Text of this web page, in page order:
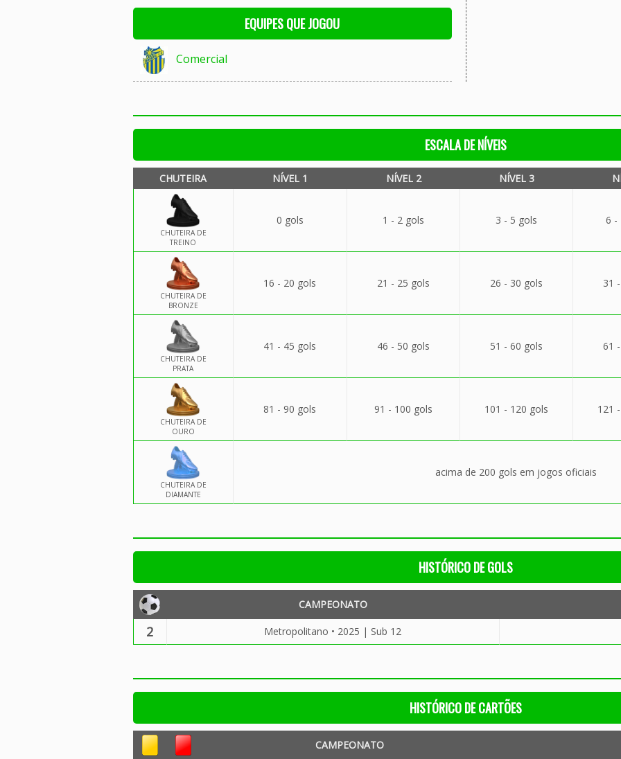
EQUIPES QUE JOGOU
Comercial
ESCALA DE NÍVEIS
CHUTEIRA NÍVEL 1 NÍVEL 2 NÍVEL 3
CHUTEIRA DE
TREINO
0 gols 1 - 2 gols 3 - 5 gols 6 -
CHUTEIRA DE
BRONZE
16 - 20 gols 21 - 25 gols 26 - 30 gols 31
CHUTEIRA DE
PRATA
41 - 45 gols 46 - 50 gols 51 - 60 gols 61
CHUTEIRA DE
OURO
81 - 90 gols 91 - 100 gols 101 - 120 gols 121
CHUTEIRA DE
DIAMANTE
acima de 200 gols em jogos oficiais
HISTÓRICO DE GOLS
CAMPEONATO
2 Metropolitano • 2025 | Sub 12
HISTÓRICO DE CARTÕES
CAMPEONATO